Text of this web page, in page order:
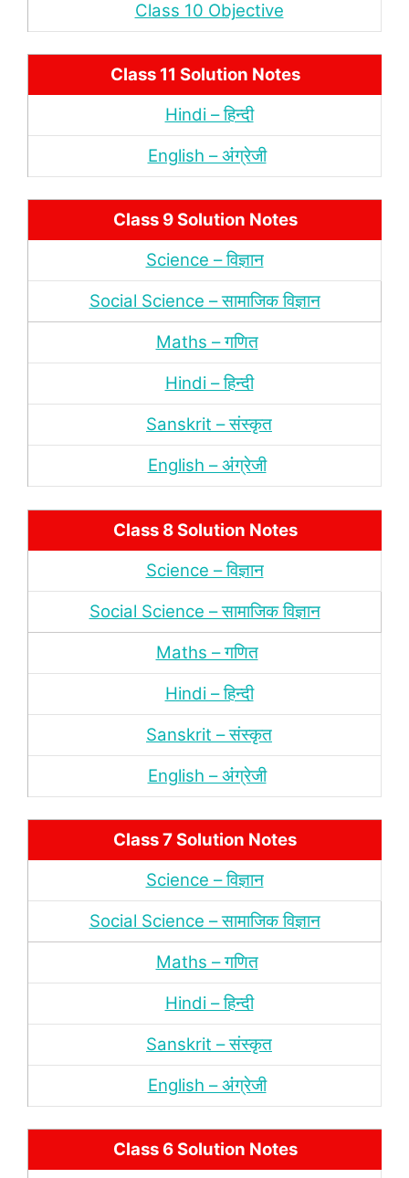
Class 10 Objective
Class 11 Solution Notes
Hindi – हिन्‍दी
English – अंंग्रेजी
Class 9 Solution Notes
Science – विज्ञान
Social Science – सामाजिक विज्ञान
Maths – गणित
Hindi – हिन्‍दी
Sanskrit – संस्‍कृत
English – अंंग्रेजी
Class 8 Solution Notes
Science – विज्ञान
Social Science – सामाजिक विज्ञान
Maths – गणित
Hindi – हिन्‍दी
Sanskrit – संस्‍कृत
English – अंंग्रेजी
Class 7 Solution Notes
Science – विज्ञान
Social Science – सामाजिक विज्ञान
Maths – गणित
Hindi – हिन्‍दी
Sanskrit – संस्‍कृत
English – अंंग्रेजी
Class 6 Solution Notes